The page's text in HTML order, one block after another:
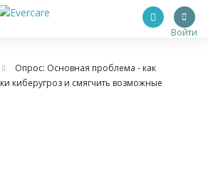
Войти
Опрос: Основная проблема - как
киберугроз и смягчить возможные